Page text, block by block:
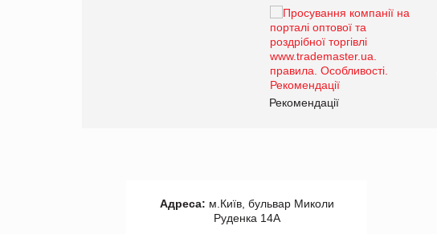
Рекомендації
Адреса: м.Київ, бульвар Миколи
Руденка 14А